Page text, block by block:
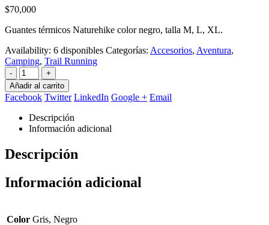
$70,000
Guantes térmicos Naturehike color negro, talla M, L, XL.
Availability: 6 disponibles Categorías: Accesorios, Aventura,
Camping, Trail Running
-
+
Añadir al carrito
Facebook Twitter LinkedIn Google + Email
Descripción
Información adicional
Descripción
Información adicional
Color Gris, Negro